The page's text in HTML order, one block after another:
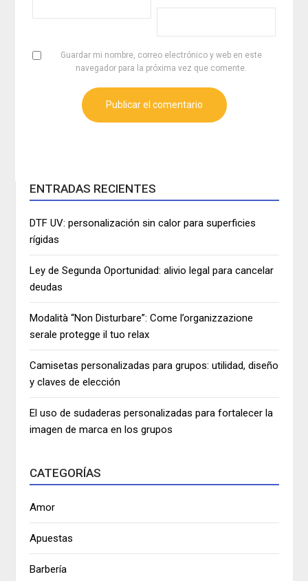
Guardar mi nombre, correo electrónico y web en este
navegador para la próxima vez que comente.
ENTRADAS RECIENTES
DTF UV: personalización sin calor para superficies
rígidas
Ley de Segunda Oportunidad: alivio legal para cancelar
deudas
Modalità “Non Disturbare”: Come l’organizzazione
serale protegge il tuo relax
Camisetas personalizadas para grupos: utilidad, diseño
y claves de elección
El uso de sudaderas personalizadas para fortalecer la
imagen de marca en los grupos
CATEGORÍAS
Amor
Apuestas
Barbería